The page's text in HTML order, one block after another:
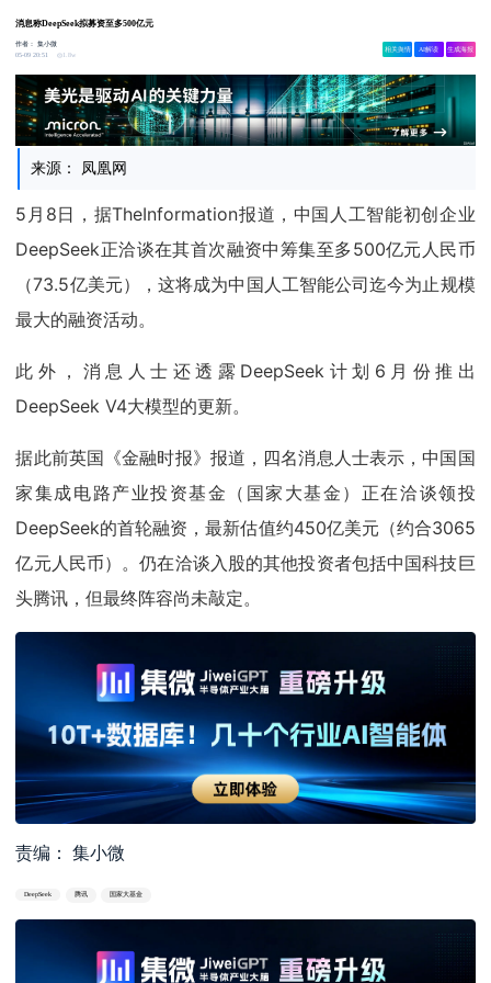
消息称DeepSeek拟募资至多500亿元
作者：集小微
05-09 20:51
1.8w
相关舆情 AI解读 生成海报
来源： 凤凰网
5月8日，据TheInformation报道，中国人工智能初创企业
DeepSeek正洽谈在其首次融资中筹集至多500亿元人民币
（73.5亿美元），这将成为中国人工智能公司迄今为止规模
最大的融资活动。
此外，消息人士还透露DeepSeek计划6月份推出
DeepSeek V4大模型的更新。
据此前英国《金融时报》报道，四名消息人士表示，中国国
家集成电路产业投资基金（国家大基金）正在洽谈领投
DeepSeek的首轮融资，最新估值约450亿美元（约合3065
亿元人民币）。仍在洽谈入股的其他投资者包括中国科技巨
头腾讯，但最终阵容尚未敲定。
责编： 集小微
DeepSeek 腾讯 国家大基金